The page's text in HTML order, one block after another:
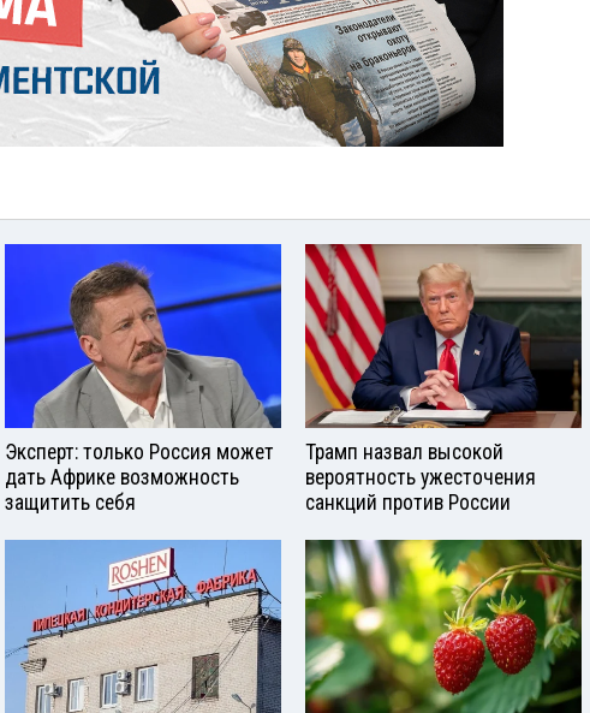
Эксперт: только Россия может
дать Африке возможность
защитить себя
Трамп назвал высокой
вероятность ужесточения
санкций против России